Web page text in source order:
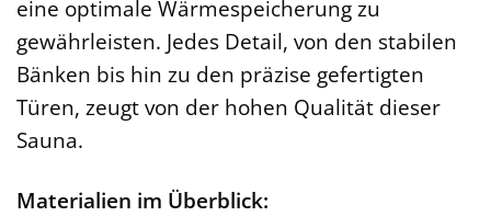
eine optimale Wärmespeicherung zu
gewährleisten. Jedes Detail, von den stabilen
Bänken bis hin zu den präzise gefertigten
Türen, zeugt von der hohen Qualität dieser
Sauna.
Materialien im Überblick: